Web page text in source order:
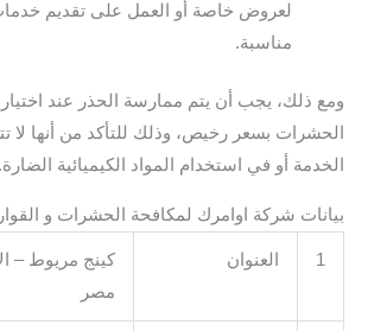
لعروض خاصة أو العمل على تقديم
مناسبة.
ومع ذلك، يجب أن يتم ممارسة الحذر عند
الحشرات بسعر رخيص، وذلك للتأكد من أنها
الخدمة أو في استخدام المواد الكيميائية الضارة.
بيانات شركة اوامرك لمكافحة الحشرات و
1 العنوان
كينج مريوط –
مصر